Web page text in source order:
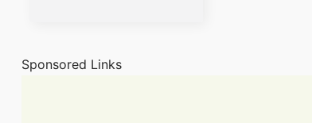
Sponsored Links